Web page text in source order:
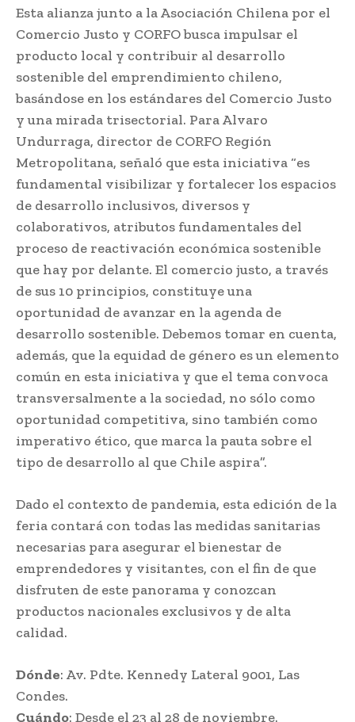
Esta alianza junto a la Asociación Chilena por el
Comercio Justo y CORFO busca impulsar el
producto local y contribuir al desarrollo
sostenible del emprendimiento chileno,
basándose en los estándares del Comercio Justo
y una mirada trisectorial. Para Alvaro
Undurraga, director de CORFO Región
Metropolitana, señaló que esta iniciativa “es
fundamental visibilizar y fortalecer los espacios
de desarrollo inclusivos, diversos y
colaborativos, atributos fundamentales del
proceso de reactivación económica sostenible
que hay por delante. El comercio justo, a través
de sus 10 principios, constituye una
oportunidad de avanzar en la agenda de
desarrollo sostenible. Debemos tomar en cuenta,
además, que la equidad de género es un elemento
común en esta iniciativa y que el tema convoca
transversalmente a la sociedad, no sólo como
oportunidad competitiva, sino también como
imperativo ético, que marca la pauta sobre el
tipo de desarrollo al que Chile aspira”.
Dado el contexto de pandemia, esta edición de la
feria contará con todas las medidas sanitarias
necesarias para asegurar el bienestar de
emprendedores y visitantes, con el fin de que
disfruten de este panorama y conozcan
productos nacionales exclusivos y de alta
calidad.
Dónde: Av. Pdte. Kennedy Lateral 9001, Las
Condes.
Cuándo: Desde el 23 al 28 de noviembre.